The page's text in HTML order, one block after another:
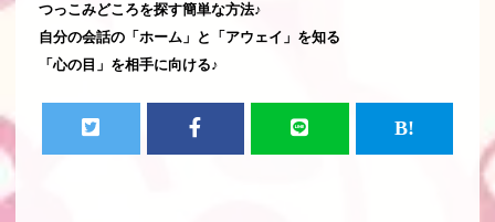
つっこみどころを探す簡単な方法♪
自分の会話の「ホーム」と「アウェイ」を知る
「心の目」を相手に向ける♪